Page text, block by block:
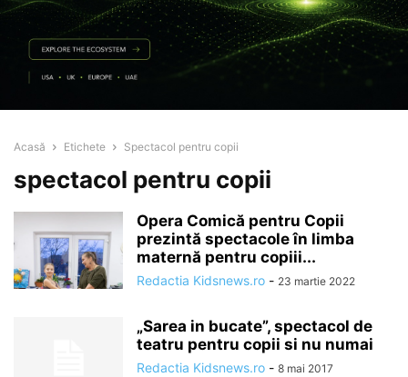
Acasă Etichete Spectacol pentru copii
spectacol pentru copii
Opera Comică pentru Copii
prezintă spectacole în limba
maternă pentru copiii...
Redactia Kidsnews.ro - 23 martie 2022
„Sarea in bucate”, spectacol de
teatru pentru copii si nu numai
Redactia Kidsnews.ro - 8 mai 2017